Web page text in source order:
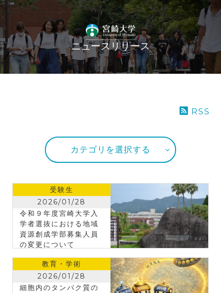
ニュースリリース
RSS
カテゴリを選択する
受験生
2026/01/28
令和９年度宮崎大学入
学者選抜における地域
資源創成学部募集人員
の変更について
教育・学術
2026/01/28
細胞内のタンパク質の